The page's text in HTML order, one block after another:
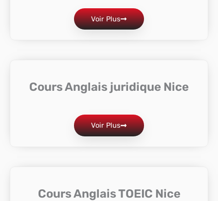
Voir Plus
Cours Anglais juridique Nice
Voir Plus
Cours Anglais TOEIC Nice